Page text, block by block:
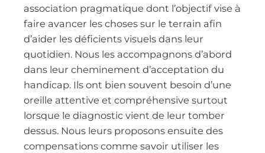
association pragmatique dont l’objectif vise à
faire avancer les choses sur le terrain afin
d’aider les déficients visuels dans leur
quotidien. Nous les accompagnons d’abord
dans leur cheminement d’acceptation du
handicap. Ils ont bien souvent besoin d’une
oreille attentive et compréhensive surtout
lorsque le diagnostic vient de leur tomber
dessus. Nous leurs proposons ensuite des
compensations comme savoir utiliser les